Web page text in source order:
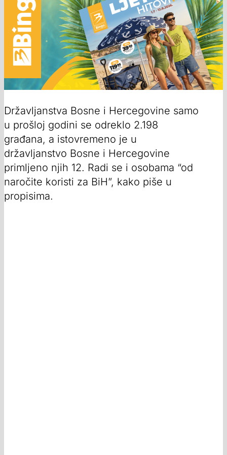
Državljanstva Bosne i Hercegovine samo
u prošloj godini se odreklo 2.198
građana, a istovremeno je u
državljanstvo Bosne i Hercegovine
primljeno njih 12. Radi se i osobama “od
naročite koristi za BiH”, kako piše u
propisima.